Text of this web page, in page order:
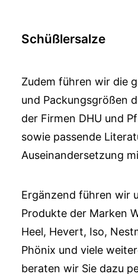
Schüßlersalze
Zudem führen wir die
und Packungsgrößen
der Firmen DHU und
sowie passende
Auseinandersetzung
Ergänzend führen wir
Produkte der Marken
Heel, Hevert, Iso,
Phönix und viele
beraten wir Sie dazu